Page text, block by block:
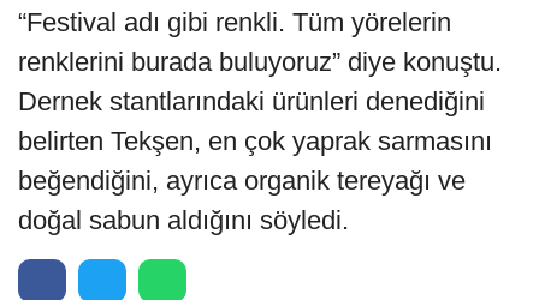
“Festival adı gibi renkli. Tüm yörelerin
renklerini burada buluyoruz” diye konuştu.
Dernek stantlarındaki ürünleri denediğini
belirten Tekşen, en çok yaprak sarmasını
beğendiğini, ayrıca organik tereyağı ve
doğal sabun aldığını söyledi.